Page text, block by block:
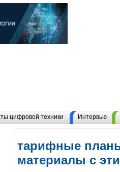
цифровой техники Интервью
тарифные
материалы с